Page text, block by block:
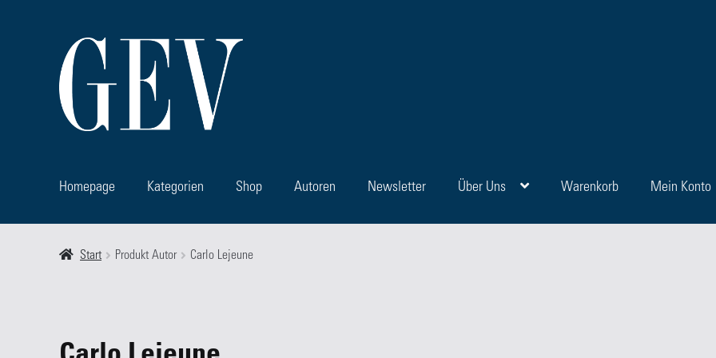
Zur
Navigation
springen
Zum
Inhalt
springen
Homepage Kategorien Shop Autoren Newsletter Über Uns Warenkorb Mein Konto
StartAllgemeine Geschäfts- und Lieferbedingungen
Start Produkt Autor Carlo Lejeune